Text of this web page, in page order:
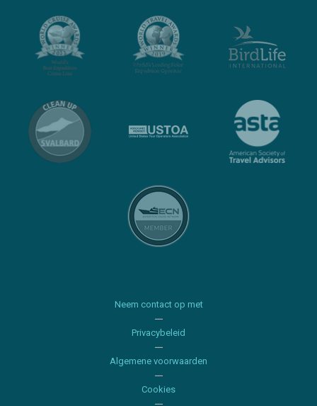
Neem contact op met
Privacybeleid
Algemene voorwaarden
Cookies